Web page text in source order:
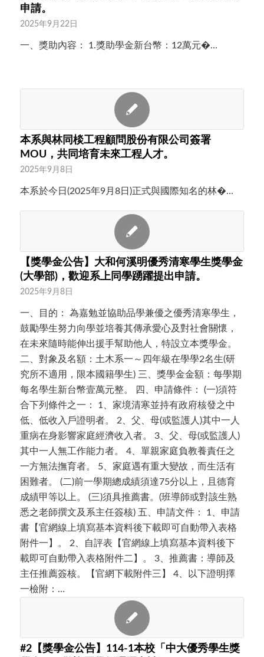
申請。
2025年9月22日
一、獎助內容： 1.獎助學金新台幣：12萬元�…
本系與林同棪工程顧問股份有限公司簽署
MOU，共同培育未來工程人才。
2025年9月8日
本系於今日(2025年9月8日)正式與國際知名的林�…
【獎學金公告】大和何溪明優秀清寒學生獎學金
(大學部)，歡迎系上同學踴躍提出申請。
2025年9月8日
一、目的： 為嘉勉並協助品學兼優之優秀清寒學生，
鼓勵學生努力向學並培養其傳承愛心及對社會關懷，
在未來隨時能伸出援手幫助他人，特設立本獎學金。
二、對象及名額：土木系一～四年級在學學2名生(研
究所不適用，限本國籍學生) 三、獎學金金額：每學期
每名學生新台幣壹萬元整。 四、申請條件： (一)須符
合下列條件之一： 1、家境清寒並持有政府核發之中
低、低收入戶證明者。 2、父、母(或監護人)其中一人
重病在身影響家庭經濟收入者。 3、父、母(或監護人)
其中一人無工作能力者。 4、單親家庭負教養責任之
一方無法撫育者。 5、家庭遇有重大變故，而生活有
困難者。 (二)前一學期總成績須達75分以上，且德育
成績甲等以上。 (三)須具推薦書。(班導師或對該生熟
悉之老師撰文及系主任簽核) 五、申請文件： 1、申請
書【官網線上填寫基本資料後下載即可自動帶入表格
附件一】。 2、自評表【官網線上填寫基本資料後下
載即可自動帶入表格附件二】。 3、推薦書：導師及
主任推薦簽核。【官網下載附件三】 4、以下證明擇
一檢附：…
#2【獎學金公告】114-1本校「中大優秀學生獎